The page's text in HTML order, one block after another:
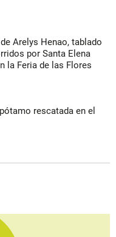
Arelys Henao, tablado
por Santa Elena
la Feria de las Flores
rescatada en el